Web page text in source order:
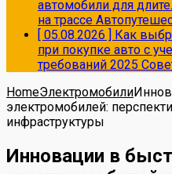
автомобили для
на трассе
[ 05.08.2026 ] Как
при покупке авто с
требований 2025
HomeЭлектромобили
электромобилей:
инфраструктуры
Инновации в